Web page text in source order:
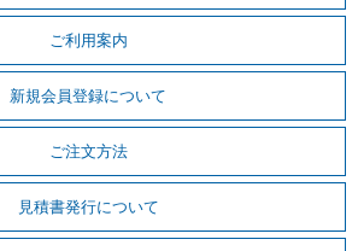
ご利用案内
新規会員登録について
ご注文方法
見積書発行について